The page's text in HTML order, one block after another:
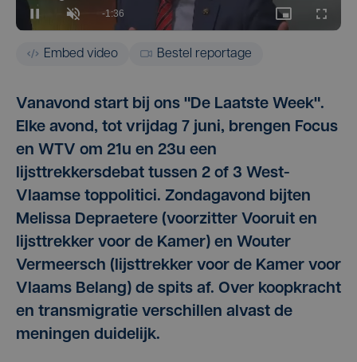
Embed video Bestel reportage
Vanavond start bij ons "De Laatste Week".
Elke avond, tot vrijdag 7 juni, brengen Focus
en WTV om 21u en 23u een
lijsttrekkersdebat tussen 2 of 3 West-
Vlaamse toppolitici. Zondagavond bijten
Melissa Depraetere (voorzitter Vooruit en
lijsttrekker voor de Kamer) en Wouter
Vermeersch (lijsttrekker voor de Kamer voor
Vlaams Belang) de spits af. Over koopkracht
en transmigratie verschillen alvast de
meningen duidelijk.